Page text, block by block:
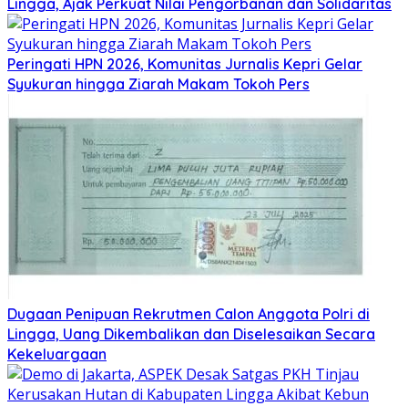
Lingga, Ajak Perkuat Nilai Pengorbanan dan Solidaritas
Peringati HPN 2026, Komunitas Jurnalis Kepri Gelar
Syukuran hingga Ziarah Makam Tokoh Pers
Dugaan Penipuan Rekrutmen Calon Anggota Polri di
Lingga, Uang Dikembalikan dan Diselesaikan Secara
Kekeluargaan